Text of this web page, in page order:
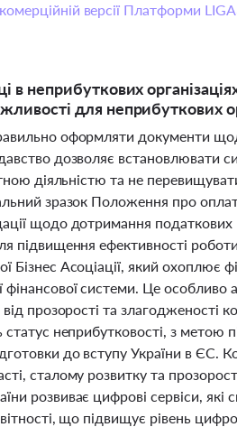
комерційній версії Платформи
неприбуткових
для неприбуткових
оформляти документи
дозволяє встановлювати
діяльністю та не
зразок Положення про
щодо дотримання податкових
підвищення ефективності
Бізнес Асоціації, який охоплює
системи. Це особливо
прозорості та
статус неприбутковості, з
до вступу України в ЄС.
сталому розвитку та
розвиває цифрові сервіси,
що підвищує рівень